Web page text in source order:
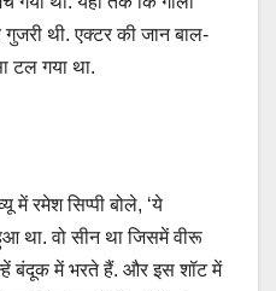
थी. एक्टर की जान बाल-
टल गया था.
में रमेश सिप्पी बोले, ‘ये
था. वो सीन था जिसमें वीरू
बंदूक में भरते हैं. और इस शॉट में